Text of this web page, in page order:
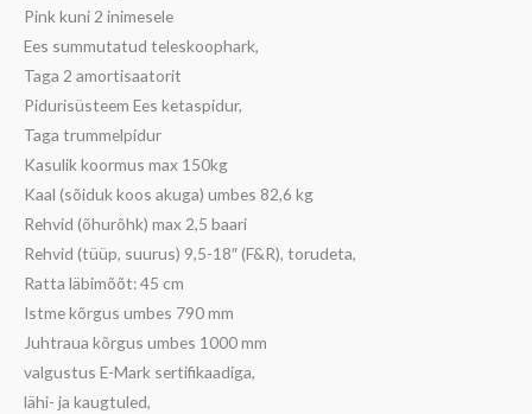
Pink kuni 2 inimesele
Ees summutatud teleskoophark,
Taga 2 amortisaatorit
Pidurisüsteem Ees ketaspidur,
Taga trummelpidur
Kasulik koormus max 150kg
Kaal (sõiduk koos akuga) umbes 82,6 kg
Rehvid (õhurõhk) max 2,5 baari
Rehvid (tüüp, suurus) 9,5-18″ (F&R), torudeta,
Ratta läbimõõt: 45 cm
Istme kõrgus umbes 790 mm
Juhtraua kõrgus umbes 1000 mm
valgustus E-Mark sertifikaadiga,
lähi- ja kaugtuled,